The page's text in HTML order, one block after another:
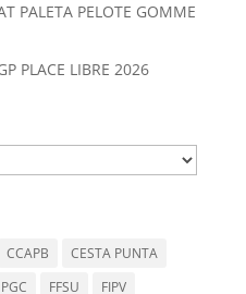
PALETA PELOTE GOMME
PLACE LIBRE 2026
CCAPB
CESTA PUNTA
FFSU
FIPV